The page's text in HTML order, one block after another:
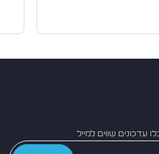
עדכונים שווים למייל